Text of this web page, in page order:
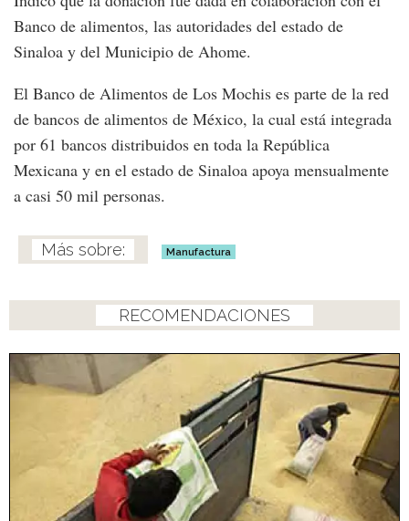
Banco de alimentos, las autoridades del estado de
Sinaloa y del Municipio de Ahome.
El Banco de Alimentos de Los Mochis es parte de la red
de bancos de alimentos de México, la cual está integrada
por 61 bancos distribuidos en toda la República
Mexicana y en el estado de Sinaloa apoya mensualmente
a casi 50 mil personas.
Manufactura
RECOMENDACIONES